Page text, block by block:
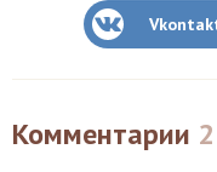
Комментарии 2